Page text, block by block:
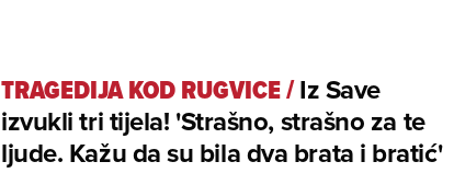
TRAGEDIJA KOD RUGVICE/Iz Save
izvukli tri tijela! 'Strašno, strašno za te
ljude. Kažu da su bila dva brata i bratić'